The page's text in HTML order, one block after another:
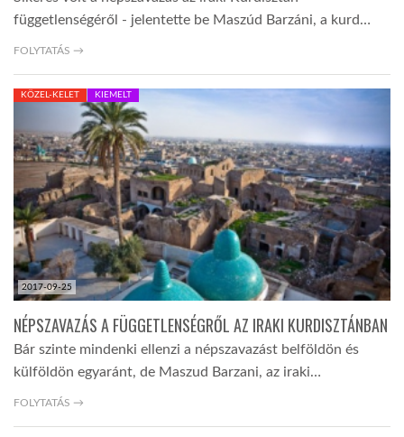
függetlenségéről - jelentette be Maszúd Barzáni, a kurd…
FOLYTATÁS →
2017-09-25
KÖZEL-KELET KIEMELT
NÉPSZAVAZÁS A FÜGGETLENSÉGRŐL AZ IRAKI KURDISZTÁNBAN
Bár szinte mindenki ellenzi a népszavazást belföldön és
külföldön egyaránt, de Maszud Barzani, az iraki…
FOLYTATÁS →